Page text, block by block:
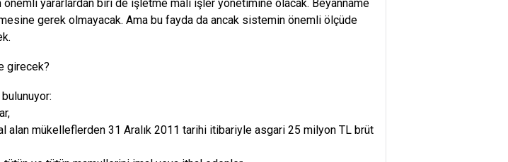
yararlardan biri de işletme mali işler yönetimine olacak. Beyanname
gerek olmayacak. Ama bu fayda da ancak sistemin önemli ölçüde
girecek?
alan mükelleflerden 31 Aralık 2011 tarihi itibariyle asgari 25 milyon TL brüt